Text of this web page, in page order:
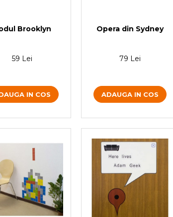
Brooklyn
59 Lei
IN COS
Opera din Sydney
79 Lei
ADAUGA IN COS